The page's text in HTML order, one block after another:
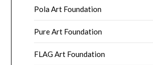
Pola Art Foundation
Pure Art Foundation
FLAG Art Foundation